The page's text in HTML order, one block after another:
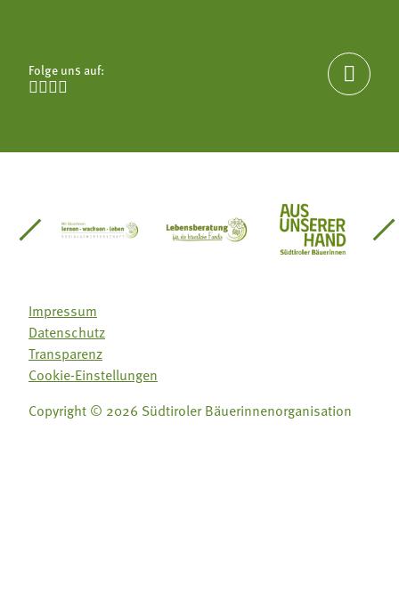
Folge uns auf:


Südtirol
Gärtnervereinigung
Sozialgenossenschaft Mit Bäuerinnen lernen -
Lebensberatung für dieAus unserer
Impressum
Datenschutz
Transparenz
Cookie-Einstellungen
Copyright © 2026 Südtiroler Bäuerinnenorganisation